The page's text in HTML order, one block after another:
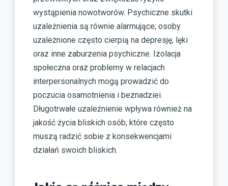
wystąpienia nowotworów. Psychiczne skutki
uzależnienia są równie alarmujące; osoby
uzależnione często cierpią na depresję, lęki
oraz inne zaburzenia psychiczne. Izolacja
społeczna oraz problemy w relacjach
interpersonalnych mogą prowadzić do
poczucia osamotnienia i beznadziei.
Długotrwałe uzależnienie wpływa również na
jakość życia bliskich osób, które często
muszą radzić sobie z konsekwencjami
działań swoich bliskich.